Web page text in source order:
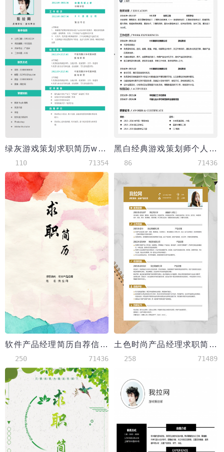
绿灰游戏策划求职简历word模板
110 71354
黑白经典游戏策划师个人简历
86 71436
软件产品经理简历自荐信模板
250 71436
土色时尚产品经理求职简历word简历模板
258 71489